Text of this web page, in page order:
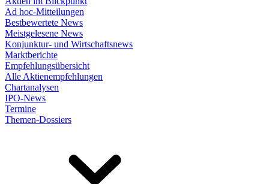
Ad hoc-Mitteilungen
Bestbewertete News
Meistgelesene News
Konjunktur- und Wirtschaftsnews
Marktberichte
Empfehlungsübersicht
Alle Aktienempfehlungen
Chartanalysen
IPO-News
Termine
Themen-Dossiers